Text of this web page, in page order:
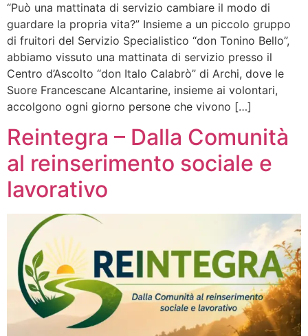
“Può una mattinata di servizio cambiare il modo di
guardare la propria vita?” Insieme a un piccolo gruppo
di fruitori del Servizio Specialistico “don Tonino Bello”,
abbiamo vissuto una mattinata di servizio presso il
Centro d’Ascolto “don Italo Calabrò” di Archi, dove le
Suore Francescane Alcantarine, insieme ai volontari,
accolgono ogni giorno persone che vivono […]
Reintegra – Dalla Comunità
al reinserimento sociale e
lavorativo